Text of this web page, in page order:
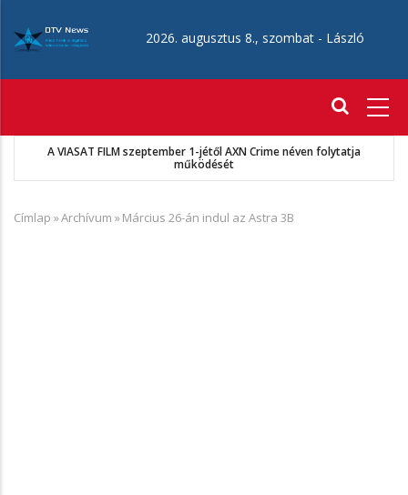
tartalomra
2026. augusztus 8., szombat - László
A VIASAT FILM szeptember 1-jétől AXN Crime néven folytatja
működését
Morzsa
Címlap »Archívum »Március 26-án indul az Astra 3B